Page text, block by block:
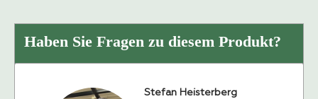
Haben Sie Fragen zu diesem Produkt?
Stefan Heisterberg